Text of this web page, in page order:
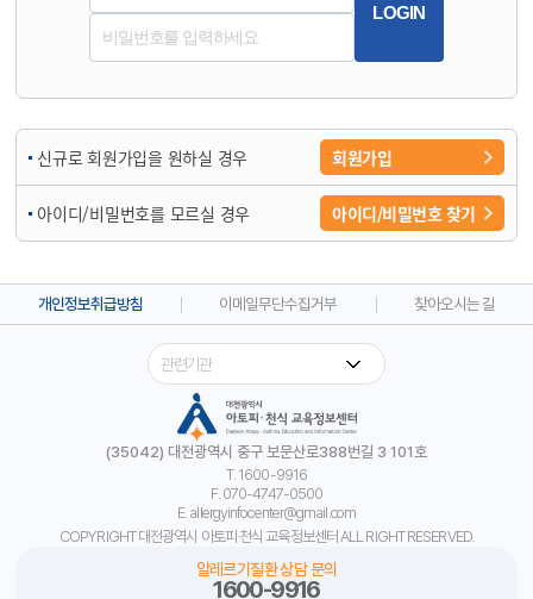
신규로 회원가입을 원하실 경우 회원가입
아이디/비밀번호를 모르실 경우 아이디/비밀번호 찾기
개인정보취급방침 이메일무단수집거부 찾아오시는 길
(35042) 대전광역시 중구 보문산로388번길 3 101호
T. 1600-9916
F. 070-4747-0500
E. allergyinfocenter@gmail.com
COPYRIGHT 대전광역시 아토피·천식 교육정보센터 ALL RIGHT RESERVED.
알레르기질환 상담 문의
1600-9916